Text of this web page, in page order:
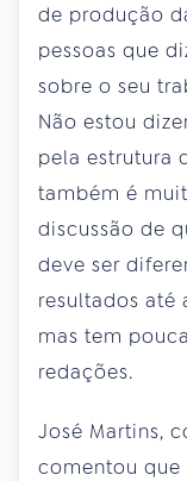
de produção
pessoas que
sobre o seu
Não estou
pela estrutura
também é
discussão de
deve ser
resultados até
mas tem
redações.
José Martins,
comentou que